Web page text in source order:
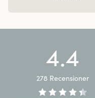
4.4
278 Recensioner